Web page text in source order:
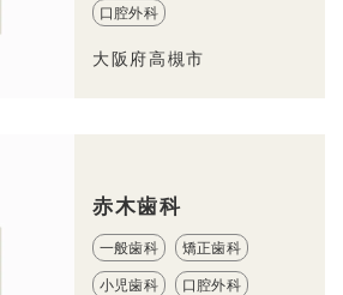
口腔外科
大阪府高槻市
赤木歯科
一般歯科 矯正歯科
小児歯科 口腔外科